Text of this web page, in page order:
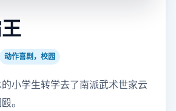
动作喜剧，校园
小学生转学去了南派武术世家云
。